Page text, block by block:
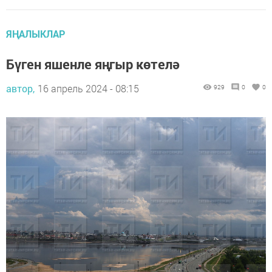
ЯҢАЛЫКЛАР
Бүген яшенле яңгыр көтелә
автор, 16 апрель 2024 - 08:15 929 0 0